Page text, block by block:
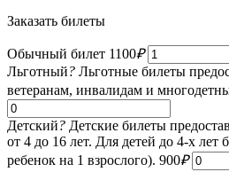
Заказать билеты
Обычный билет 1100₽
Льготный? Льготные билеты
ветеранам, инвалидам и
Детский? Детские билеты
от 4 до 16 лет. Для детей до 4-х лет
ребенок на 1 взрослого). 900₽